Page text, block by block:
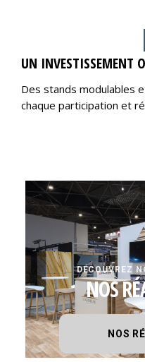
UN INVESTISSEMENT
Des stands modulables
chaque participation et
DÉCOUVREZ
NOS
NOS